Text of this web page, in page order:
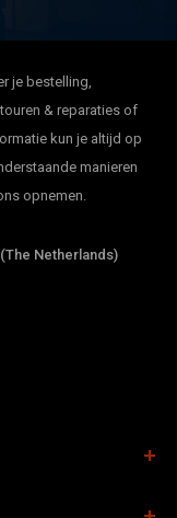
je bestelling,
& reparaties of
kun je altijd op
manieren
opnemen.
Netherlands)